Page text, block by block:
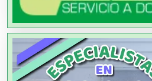
Agricultores
Agricultura y Ganadería